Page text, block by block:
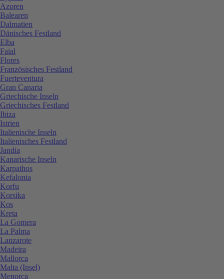
Azoren
Balearen
Dalmatien
Dänisches Festland
Elba
Faial
Flores
Französisches Festland
Fuerteventura
Gran Canaria
Griechische Inseln
Griechisches Festland
Ibiza
Istrien
Italienische Inseln
Italienisches Festland
Jandia
Kanarische Inseln
Karpathos
Kefalonia
Korfu
Korsika
Kos
Kreta
La Gomera
La Palma
Lanzarote
Madeira
Mallorca
Malta (Insel)
Menorca